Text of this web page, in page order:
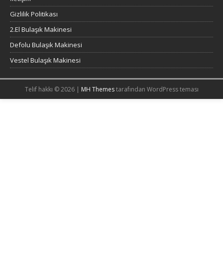
Gizlilik Politikası
2.El Bulaşık Makinesi
Defolu Bulaşık Makinesi
Vestel Bulaşık Makinesi
Telif hakkı © 2026 | MH Themestarafından WordPress teması